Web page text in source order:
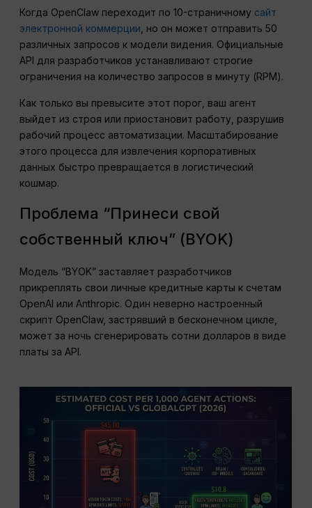
Когда OpenClaw переходит по 10-страничному сайт
электронной коммерции , но он может отправить 50
различных запросов к модели видения. Официальные
API для разработчиков устанавливают строгие
ограничения на количество запросов в минуту (RPM).
Как только вы превысите этот порог, ваш агент
выйдет из строя или приостановит работу, разрушив
рабочий процесс автоматизации. Масштабирование
этого процесса для извлечения корпоративных
данных быстро превращается в логистический
кошмар.
Проблема “Принеси свой
собственный ключ” (BYOK)
Модель “BYOK” заставляет разработчиков
прикреплять свои личные кредитные карты к счетам
OpenAI или Anthropic. Один неверно настроенный
скрипт OpenClaw, застрявший в бесконечном цикле,
может за ночь сгенерировать сотни долларов в виде
платы за API.